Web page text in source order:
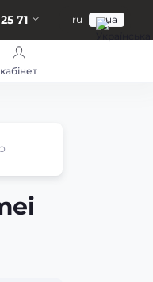
71 ru ua
кабінет